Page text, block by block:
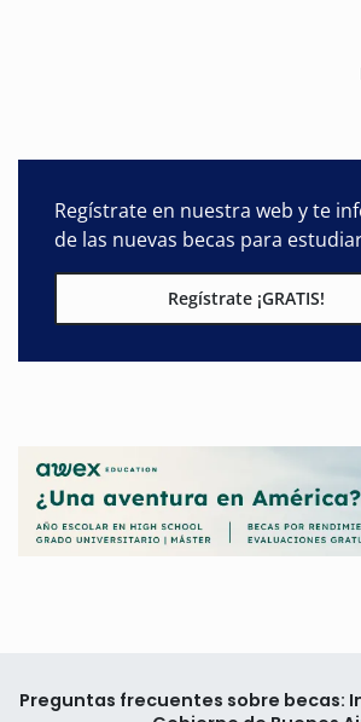
Regístrate en nuestra web y te
de las nuevas becas para
Regístrate ¡GRATIS!
Preguntas frecuentes sobre becas: